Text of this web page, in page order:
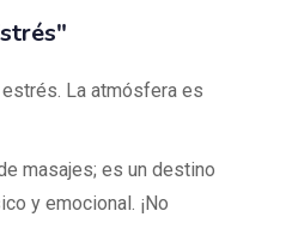
La atmósfera es
masajes; es un destino
y emocional. ¡No